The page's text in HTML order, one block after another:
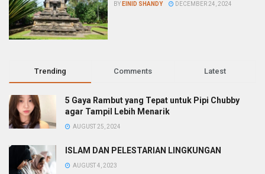
BY EINID SHANDY DECEMBER 24, 2024
Trending Comments Latest
5 Gaya Rambut yang Tepat untuk Pipi Chubby
agar Tampil Lebih Menarik
AUGUST 25, 2024
ISLAM DAN PELESTARIAN LINGKUNGAN
AUGUST 4, 2023